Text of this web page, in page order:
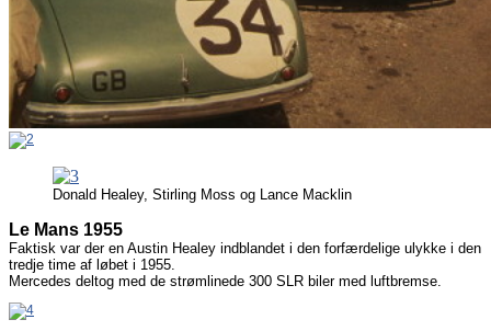
Donald Healey, Stirling Moss og Lance Macklin
Le Mans 1955
Faktisk var der en Austin Healey indblandet i den forfærdelige ulykke i den
tredje time af løbet i 1955.
Mercedes deltog med de strømlinede 300 SLR biler med luftbremse.